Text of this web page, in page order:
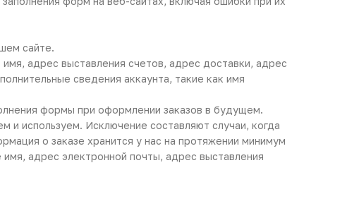
сайте.
адрес выставления счетов, адрес доставки, адрес
сведения аккаунта, такие как имя
формы при оформлении заказов в будущем.
используем. Исключение составляют случаи, когда
о заказе хранится у нас на протяжении минимум
адрес электронной почты, адрес выставления